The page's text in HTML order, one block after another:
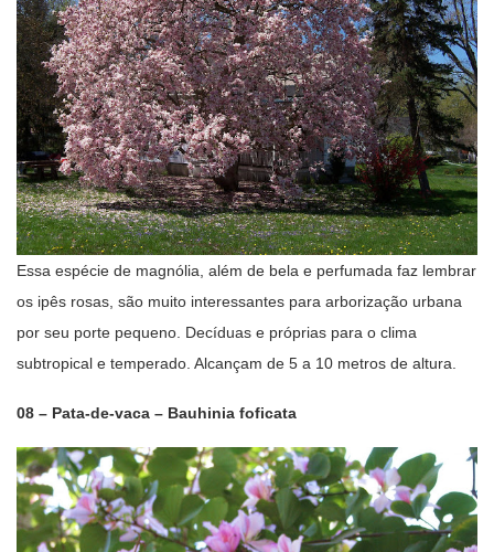
Essa espécie de magnólia, além de bela e perfumada faz lembrar
os ipês rosas, são muito interessantes para arborização urbana
por seu porte pequeno. Decíduas e próprias para o clima
subtropical e temperado. Alcançam de 5 a 10 metros de altura.
08 – Pata-de-vaca – Bauhinia foficata